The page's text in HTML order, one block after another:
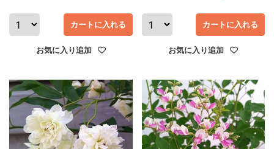
お気に入り追加
カートに入れる
お気に入り追加
カートに入れる